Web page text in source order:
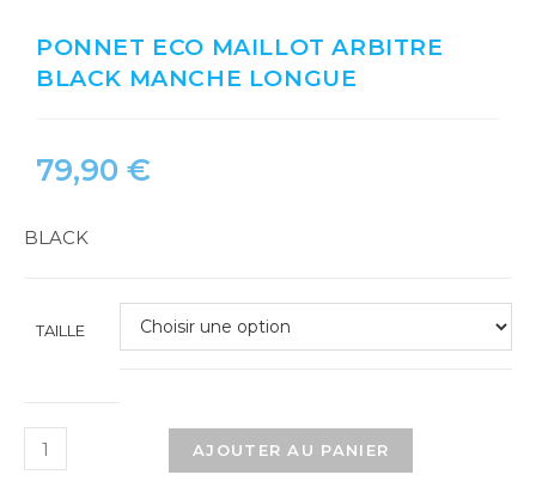
PONNET ECO MAILLOT ARBITRE
BLACK MANCHE LONGUE
79,90 €
BLACK
TAILLE
AJOUTER AU PANIER